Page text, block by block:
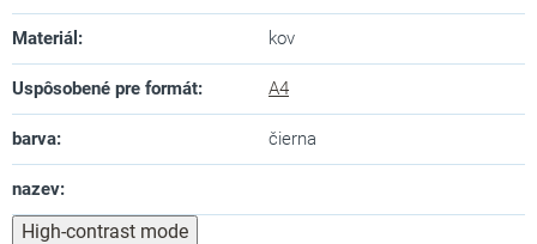
Materiál : kov
Uspôsobené pre formát: A4
barva: čierna
nazev:
High-contrast mode